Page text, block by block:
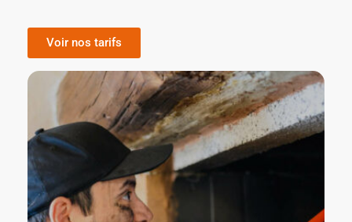
Voir nos tarifs